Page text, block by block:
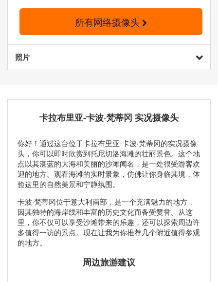
所有网络摄像头
照片
卡拉布里亚-卡波·梵蒂冈 实况摄像头
你好！通过这台位于卡拉布里亚-卡波·梵蒂冈的实况摄像
头，你可以即时欣赏到托尼切洛海滩的壮丽景色。这个地
点以其湛蓝的大海和美丽的沙滩闻名，是一处很受游客欢
迎的地方。观看海滩的实时景象，仿佛让你身临其境，体
验这里的自然美景和宁静氛围。
卡波·梵蒂冈位于意大利南部，是一个充满魅力的地方，
因其独特的海岸线和丰富的历史文化而备受赞誉。从这
里，你不仅可以享受沙滩带来的乐趣，还可以探索周边许
多值得一访的景点。现在让我为你推荐几个附近值得参观
的地方。
周边旅游建议